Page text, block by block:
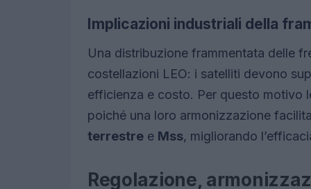
Implicazioni industriali della
Una distribuzione frammentata delle
costellazioni LEO: i satelliti devono
efficienza e costo. Per questo motivo
poiché una loro armonizzazione
terrestre e Mss, migliorando
Regolazione,